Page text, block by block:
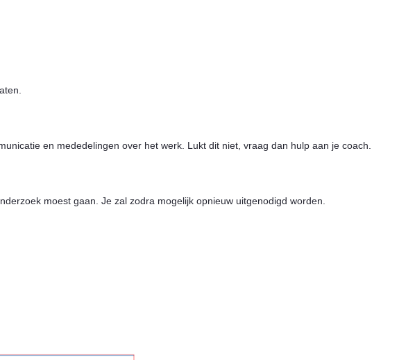
en mededelingen over het werk. Lukt dit niet, vraag dan hulp aan je coach.
moest gaan. Je zal zodra mogelijk opnieuw uitgenodigd worden.